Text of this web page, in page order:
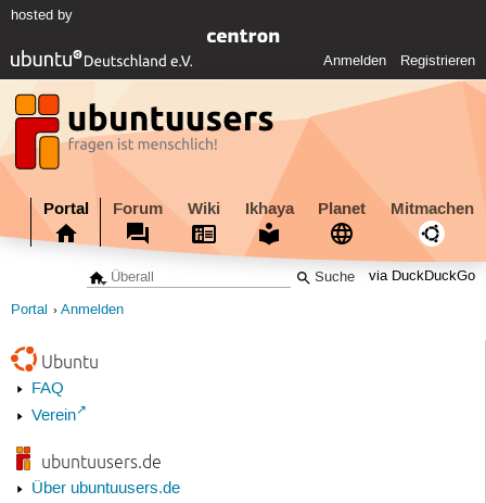
hosted by
Anmelden Registrieren
Portal Forum Wiki Ikhaya Planet Mitmachen
via DuckDuckGo
Portal Anmelden
Ubuntu
FAQ
Verein
ubuntuusers.de
Über ubuntuusers.de